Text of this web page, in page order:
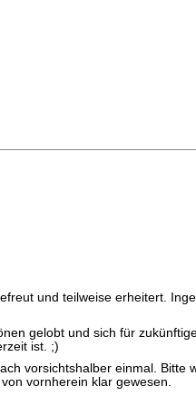
und teilweise erheitert.
gelobt und sich für
ist. ;)
vorsichtshalber einmal. Bitte
vornherein klar gewesen.